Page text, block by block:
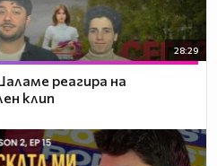
28:29
реагира на
клип